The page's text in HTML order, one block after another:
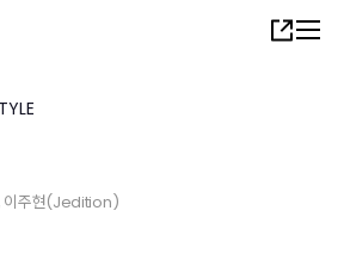
Share
이주현(Jedition)